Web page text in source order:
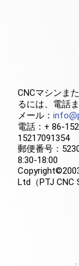
CNCマシンま
るには、電話
メール：
電話：+ 86-
15217091354
郵便番号：
8:30-18:00
Ltd（PTJ CNC